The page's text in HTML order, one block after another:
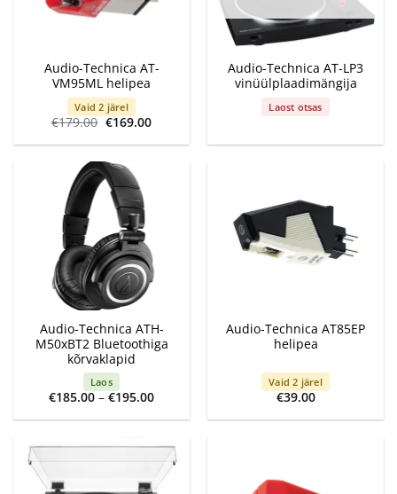
Audio-Technica AT-
VM95ML helipea
Vaid 2 järel
€179.00 Algne
hind
oli:
€169.00Current
is:
Audio-Technica AT-LP3
vinüülplaadimängija
Laost otsas
Audio-Technica ATH-
M50xBT2 Bluetoothiga
kõrvaklapid
Laos
€185.00 – €195.00Price
€185.00
€195.00
Audio-Technica AT85EP
helipea
Vaid 2 järel
€39.00